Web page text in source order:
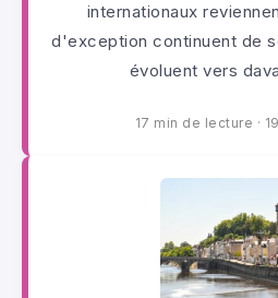
internationaux
d'exception continuent de
évoluent vers
17 min de lecture ·